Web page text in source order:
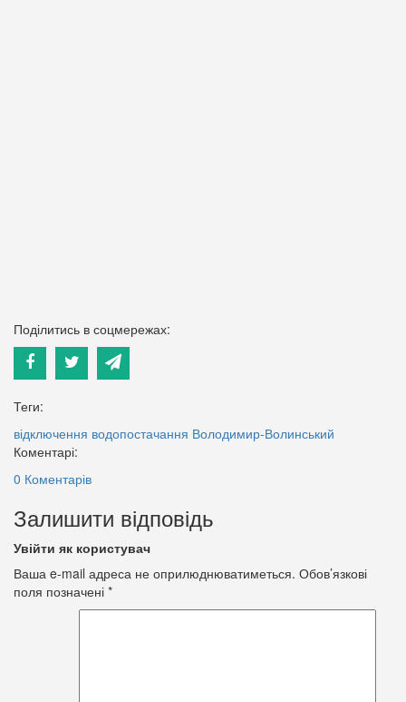
Поділитись в соцмережах:
Теги:
відключення водопостачання Володимир-Волинський
Коментарі:
0 Коментарів
Залишити відповідь
Увійти як користувач
Ваша e-mail адреса не оприлюднюватиметься. Обов’язкові
поля позначені *